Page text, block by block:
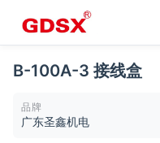
B-100A-3 接线盒
品牌
广东圣鑫机电